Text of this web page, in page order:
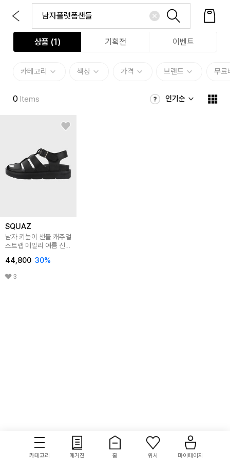
상품 (1 ) 기획전 이벤트
카테고리 색상 가격 브랜드 무료
0 Items 인기순
SQUAZ
남자 키높이 샌들 캐주얼
스트랩 데일리 여름 신발
44,800 30%
3
카테고리 매거진 홈 위시 마이페이지